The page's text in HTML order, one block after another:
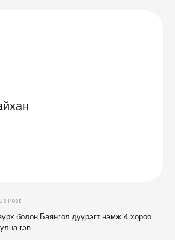
Post
болон Баянгол дүүрэгт нэмж 4 хороо
гэв